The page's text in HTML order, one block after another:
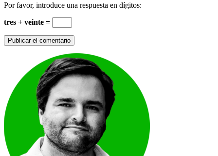
Por favor, introduce una respuesta en dígitos:
tres + veinte =